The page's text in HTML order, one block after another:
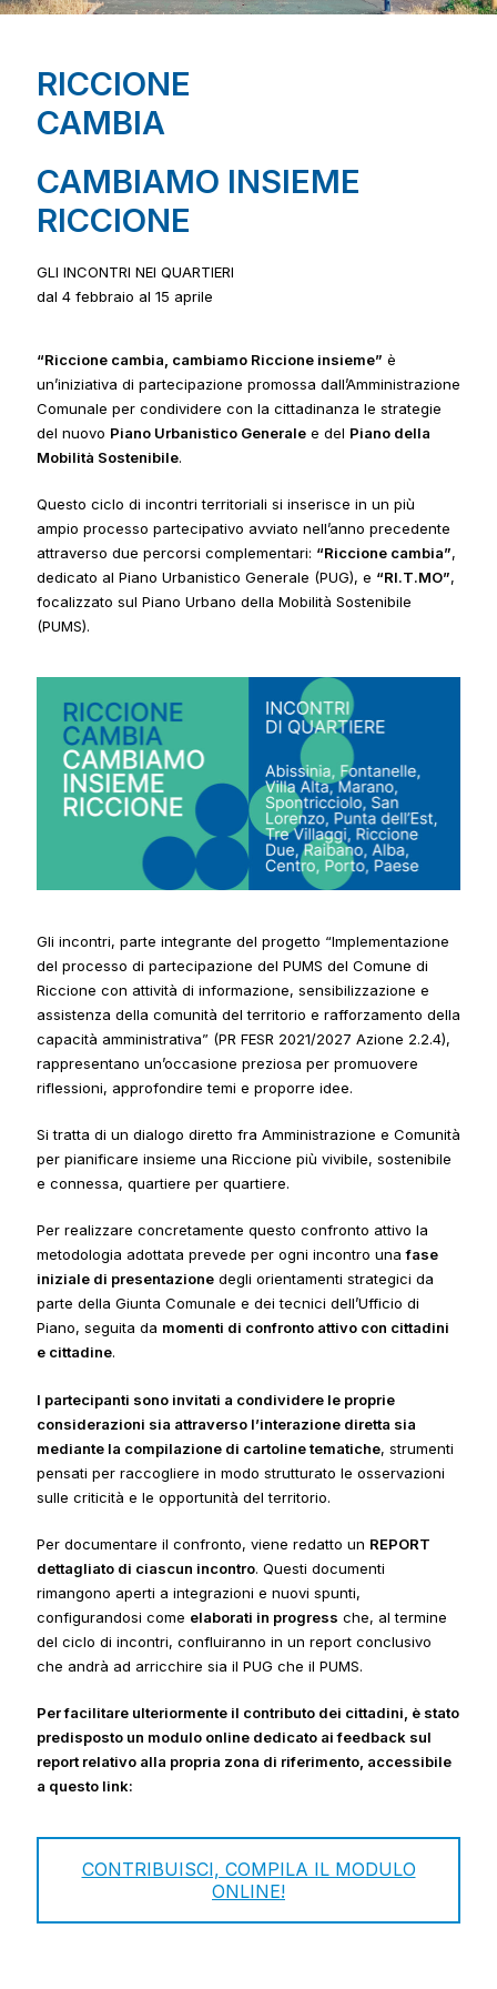
RICCIONE
CAMBIA
CAMBIAMO INSIEME
RICCIONE
GLI INCONTRI NEI QUARTIERI
dal 4 febbraio al 15 aprile
“Riccione cambia, cambiamo Riccione insieme” è
un’iniziativa di partecipazione promossa dall’Amministrazione
Comunale per condividere con la cittadinanza le strategie
del nuovo Piano Urbanistico Generalee del Piano della
Mobilità Sostenibile.
Questo ciclo di incontri territoriali si inserisce in un più
ampio processo partecipativo avviato nell’anno precedente
attraverso due percorsi complementari: “Riccione cambia”,
dedicato al Piano Urbanistico Generale (PUG), e “RI.T.MO”,
focalizzato sul Piano Urbano della Mobilità Sostenibile
(PUMS).
Gli incontri, parte integrante del progetto “Implementazione
del processo di partecipazione del PUMS del Comune di
Riccione con attività di informazione, sensibilizzazione e
assistenza della comunità del territorio e rafforzamento della
capacità amministrativa” (PR FESR 2021/2027 Azione 2.2.4),
rappresentano un’occasione preziosa per promuovere
riflessioni, approfondire temi e proporre idee.
Si tratta di un dialogo diretto fra Amministrazione e Comunità
per pianificare insieme una Riccione più vivibile, sostenibile
e connessa, quartiere per quartiere.
Per realizzare concretamente questo confronto attivo la
metodologia adottata prevede per ogni incontro unafase
iniziale di presentazionedegli orientamenti strategici da
parte della Giunta Comunale e dei tecnici dell’Ufficio di
Piano, seguita da momenti di confronto attivo con cittadini
e cittadine.
I partecipanti sono invitati a condividere le proprie
considerazioni sia attraverso l’interazione diretta sia
mediante la compilazione di cartoline tematiche, strumenti
pensati per raccogliere in modo strutturato le osservazioni
sulle criticità e le opportunità del territorio.
Per documentare il confronto, viene redatto un REPORT
dettagliato di ciascun incontro. Questi documenti
rimangono aperti a integrazioni e nuovi spunti,
configurandosi come elaborati in progress che, al termine
del ciclo di incontri, confluiranno in un report conclusivo
che andrà ad arricchire sia il PUG che il PUMS.
Per facilitare ulteriormente il contributo dei cittadini, è stato
predisposto un modulo online dedicato ai feedback sul
report relativo alla propria zona di riferimento, accessibile
a questo link:
CONTRIBUISCI, COMPILA IL MODULO
ONLINE!